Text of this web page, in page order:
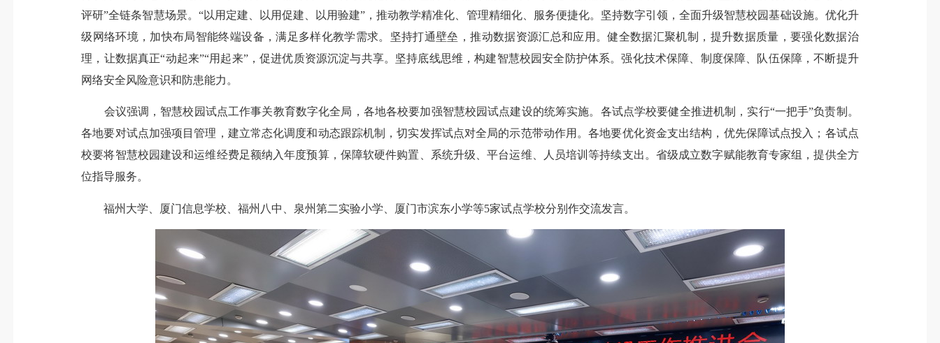
评研”全链条智慧场景。“以用定建、以用促建、以用验建”，推动教学精准化、管理精细化、服务便捷化。坚持数字引领，全面升级智慧校园基础设施。优化升
级网络环境，加快布局智能终端设备，满足多样化教学需求。坚持打通壁垒，推动数据资源汇总和应用。健全数据汇聚机制，提升数据质量，要强化数据治
理，让数据真正“动起来”“用起来”，促进优质资源沉淀与共享。坚持底线思维，构建智慧校园安全防护体系。强化技术保障、制度保障、队伍保障，不断提升
网络安全风险意识和防患能力。
会议强调，智慧校园试点工作事关教育数字化全局，各地各校要加强智慧校园试点建设的统筹实施。各试点学校要健全推进机制，实行“一把手”负责制。
各地要对试点加强项目管理，建立常态化调度和动态跟踪机制，切实发挥试点对全局的示范带动作用。各地要优化资金支出结构，优先保障试点投入；各试点
校要将智慧校园建设和运维经费足额纳入年度预算，保障软硬件购置、系统升级、平台运维、人员培训等持续支出。省级成立数字赋能教育专家组，提供全方
位指导服务。
福州大学、厦门信息学校、福州八中、泉州第二实验小学、厦门市滨东小学等5家试点学校分别作交流发言。